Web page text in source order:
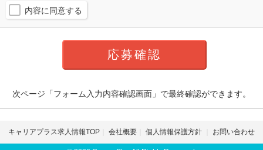
内容に同意する
次ページ「フォーム入力内容確認画面」で最終確認ができます。
キャリアプラス求人情報TOP 会社概要 個人情報保護方針 お問い合わせ